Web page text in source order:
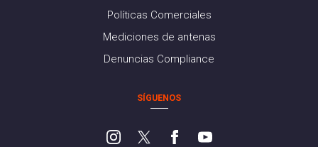
Políticas Comerciales
Mediciones de antenas
Denuncias Compliance
SÍGUENOS